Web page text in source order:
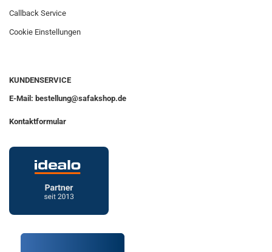
Callback Service
Cookie Einstellungen
KUNDENSERVICE
E-Mail: bestellung@safakshop.de
Kontaktformular